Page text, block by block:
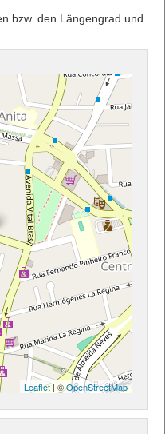
bzw. den Längengrad und
Leaflet| ©OpenStreetMap